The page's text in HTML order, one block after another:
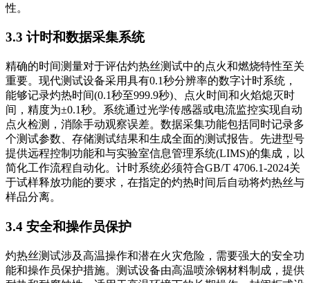
性。
3.3 计时和数据采集系统
精确的时间测量对于评估灼热丝测试中的点火和燃烧特性至关
重要。现代测试设备采用具有0.1秒分辨率的数字计时系统，
能够记录灼热时间(0.1秒至999.9秒)、点火时间和火焰熄灭时
间，精度为±0.1秒。系统通过光学传感器或电流监控实现自动
点火检测，消除手动观察误差。数据采集功能包括同时记录多
个测试参数、存储测试结果和生成全面的测试报告。先进型号
提供远程控制功能和与实验室信息管理系统(LIMS)的集成，以
简化工作流程自动化。计时系统必须符合GB/T 4706.1-2024关
于试样释放功能的要求，在指定的灼热时间后自动将灼热丝与
样品分离。
3.4 安全和操作员保护
灼热丝测试涉及高温操作和潜在火灾危险，需要强大的安全功
能和操作员保护措施。测试设备由高温喷涂钢材料制成，提供